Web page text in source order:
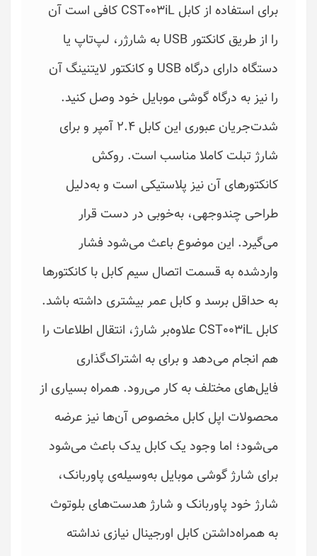
برای استفاده از کابل CST003iL کافی است آن
را از طریق کانکتور USB‌ به شارژر، لپ‌تاپ یا
دستگاه دارای درگاه USB و کانکتور لایتنینگ آن
را نیز به درگاه گوشی موبایل خود وصل کنید.
شدت‌جریان عبوری این کابل 2.4 آمپر و برای
شارژ تبلت‌ کاملا مناسب است. روکش
کانکتورهای آن نیز پلاستیکی است و به‌دلیل
طراحی چند‌وجهی، به‌خوبی در دست قرار
می‌گیرد. این موضوع باعث می‌شود فشار
واردشده به قسمت اتصال سیم کابل با کانکتورها
به ‌حداقل برسد و کابل عمر بیشتری داشته باشد.
کابل‌‌ CST003iL علاوه‌بر شارژ، انتقال اطلاعات را
هم انجام می‌دهد و برای به اشتراک‌گذاری
فایل‌های مختلف به ‌کار می‌رود. همراه بسیاری از
محصولات اپل کابل مخصوص آن‌ها نیز عرضه
می‌شود؛ اما وجود یک کابل یدک باعث می‌شود
برای شارژ گوشی موبایل به‌وسیله‌ی پاوربانک،
شارژ خود پاوربانک و شارژ هدست‌های بلوتوث
به همراه‌داشتن کابل اورجینال نیازی نداشته